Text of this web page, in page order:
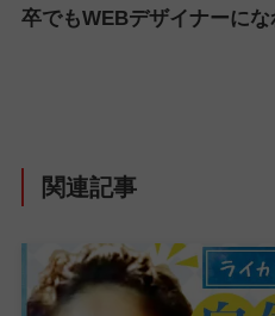
卒でもWEBデザイナーに
関連記事